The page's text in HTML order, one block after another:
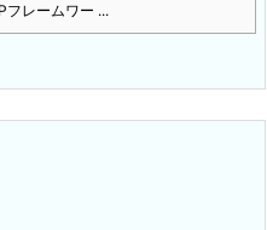
レームワー ...